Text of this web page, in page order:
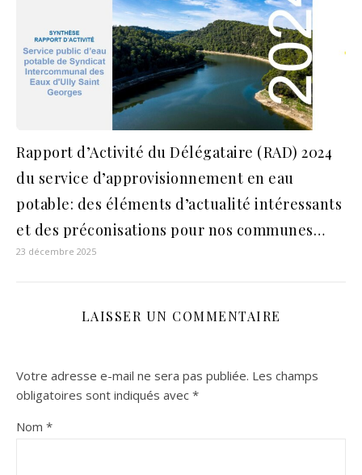
Rapport d’Activité du Délégataire (RAD) 2024
du service d’approvisionnement en eau
potable: des éléments d’actualité intéressants
et des préconisations pour nos communes…
23 décembre 2025
LAISSER UN COMMENTAIRE
Votre adresse e-mail ne sera pas publiée. Les champs
obligatoires sont indiqués avec *
Nom *